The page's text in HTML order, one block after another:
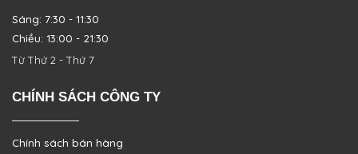
Sáng: 7:30 - 11:30
Chiều: 13:00 - 21:30
Từ Thứ 2 - Thứ 7
CHÍNH SÁCH CÔNG TY
Chính sách bán hàng